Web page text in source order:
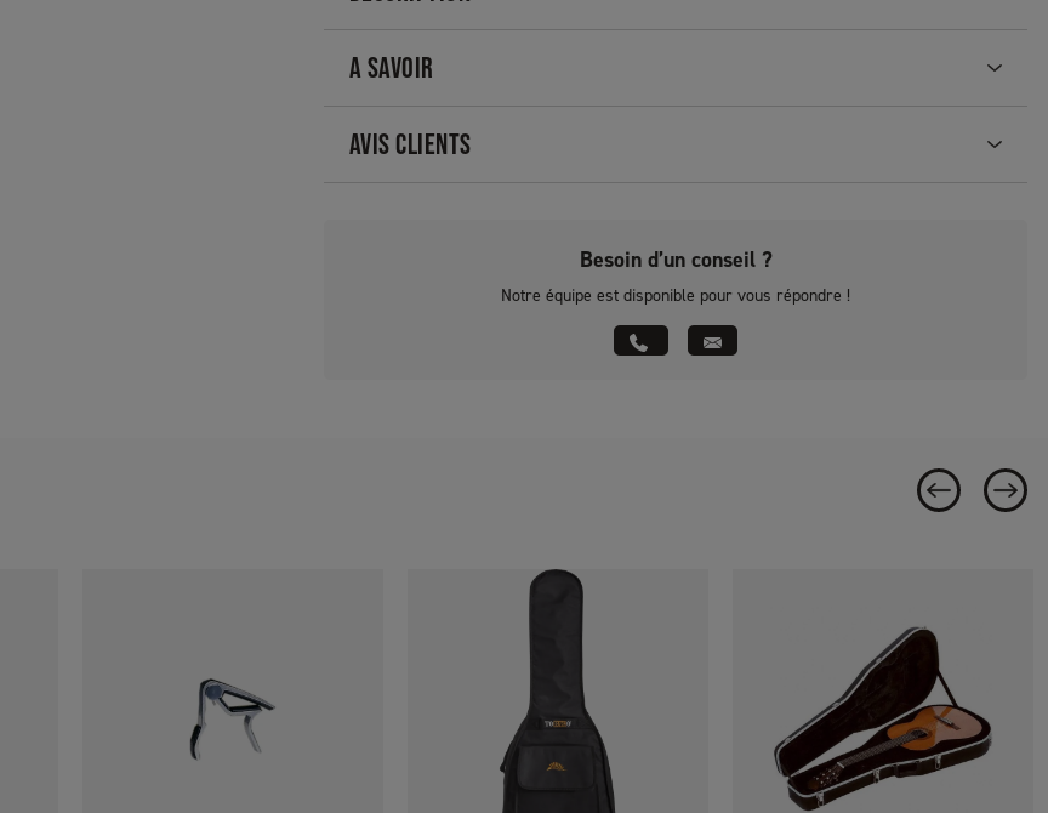
A SAVOIR
AVIS CLIENTS
Besoin d’un conseil ?
Notre équipe est disponible pour vous répondre !